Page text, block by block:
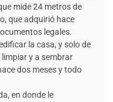
mide 24 metros de
que adquirió hace
legales.
la casa, y solo de
y a sembrar
dos meses y todo
en donde le